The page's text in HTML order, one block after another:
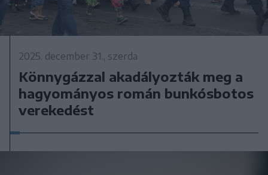
2025. december 31., szerda
Könnygázzal akadályozták meg a
hagyományos román bunkósbotos
verekedést